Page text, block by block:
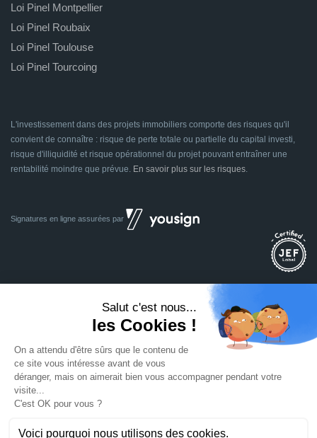
Loi Pinel Montpellier
Loi Pinel Roubaix
Loi Pinel Toulouse
Loi Pinel Tourcoing
L'investissement dans des projets immobiliers comporte des risques qu'il
convient de connaître : risque de perte totale ou partielle du capital investi,
risque d'illiquidité et risque opérationnel du projet pouvant entraîner une
rentabilité moindre que prévue. En savoir plus sur les risques.
Signatures en ligne assurées par
Tous droits réservés 2014 - 2026
à Euratechnologies 59000 Lille
Mentions légales CGU CGV Confidentialité
Mettre à jour les préférences des cookies